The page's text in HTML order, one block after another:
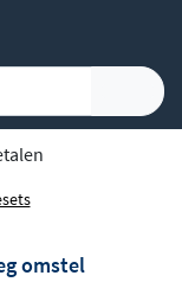
omstel